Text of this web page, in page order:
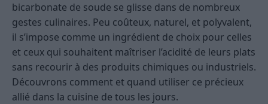
bicarbonate de soude se glisse dans de nombreux
gestes culinaires. Peu coûteux, naturel, et polyvalent,
il s’impose comme un ingrédient de choix pour celles
et ceux qui souhaitent maîtriser l’acidité de leurs plats
sans recourir à des produits chimiques ou industriels.
Découvrons comment et quand utiliser ce précieux
allié dans la cuisine de tous les jours.